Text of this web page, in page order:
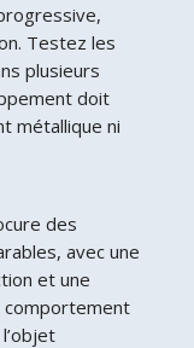
Testez les
plusieurs
doit
métallique ni
des
avec une
et une
comportement